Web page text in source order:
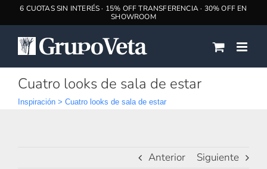
Cuatro looks de sala de estar
Inspiración > Cuatro looks de sala de estar
Anterior Siguiente